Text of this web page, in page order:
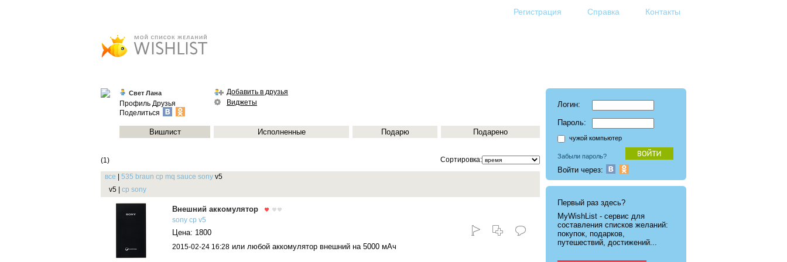
Регистрация Справка Контакты
Свет Лана
Профиль Друзья
Поделиться
Добавить в друзья
Виджеты
Вишлист Исполненные Подарю Подарено
(1) Сортировка:
все 535 braun cp mq sauce sony v5
v5
cp sony
Внешний аккомулятор
sony cp v5
Цена: 1800
2015-02-24 16:28 или любой аккомулятор внешний на 5000 мАч
Логин:
Пароль:
чужой компьютер
Забыли пароль?
Войти через:
Первый раз здесь?
MyWishList - cервис для
составления списков желаний:
покупок, подарков,
путешествий, достижений...